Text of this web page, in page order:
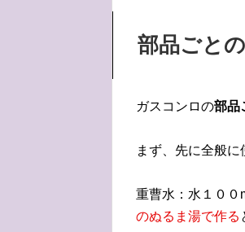
部品ごと
ガスコンロの部品
まず、先に全般に
重曹水：水１００
のぬるま湯で作る